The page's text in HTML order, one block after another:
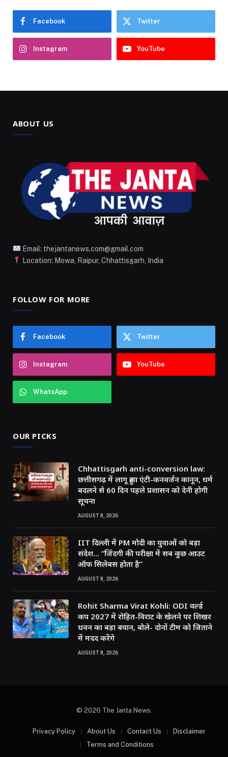
Facebook Twitter
Instagram YouTube
ABOUT US
Email: thejantanews.com@gmail.com
Location: Mowa, Raipur, Chhattisgarh, India
FOLLOW FOR MORE
Facebook Twitter
Instagram YouTube
WhatsApp
OUR PICKS
Chhattisgarh anti-conversion law:
छत्तीसगढ़ में लागू हुआ एंटी-कनवर्जन कानून, धर्म
बदलने से 60 दिन पहले प्रशासन को देनी होगी
सूचना
AUGUST 8, 2026
IIT दिल्ली में PM मोदी का युवाओं को बड़ा
संदेश… “जिंदगी की परीक्षा में सब कुछ आउट
ऑफ सिलेबस होता है”
AUGUST 8, 2026
Rohit Sharma Virat Kohli: ODI वर्ल्ड
कप 2027 में रोहित-विराट के खेलने पर शिखर
धवन का बड़ा बयान, बोले- दोनों टीम को जिताने
में मदद करेंगे
AUGUST 8, 2026
© 2026 The Janta News.
Privacy Policy About Us Contact Us
Disclaimer
Terms and Conditions